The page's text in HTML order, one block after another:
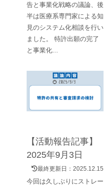
告と事業化戦略の議論、後
半は医療系専門家による知
見のシステム化相談を行い
ました。 特許出願の完了
と事業化...
【活動報告記事】
2025年9月3日
最終更新日：2025.12.15
今回は久しぶりにストレー